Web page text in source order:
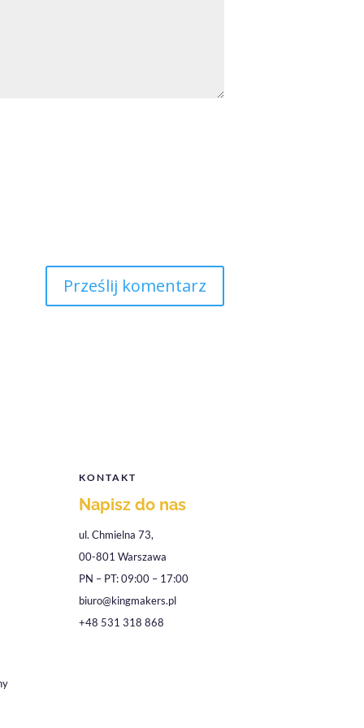
KONTAKT
Napisz do nas
ul. Chmielna 73,
00-801 Warszawa
PN – PT: 09:00 – 17:00
biuro@kingmakers.pl
+48 531 318 868